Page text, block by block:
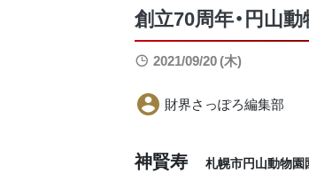
創立70周年・円山
2021/09/20 (木)
財界さっぽろ編集部
神賢寿 札幌市円山動物園